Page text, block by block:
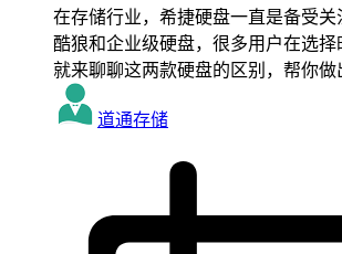
在存储行业，希捷硬盘一直是备受关
酷狼和企业级硬盘，很多用户在选
就来聊聊这两款硬盘的区别，帮你
道通存储